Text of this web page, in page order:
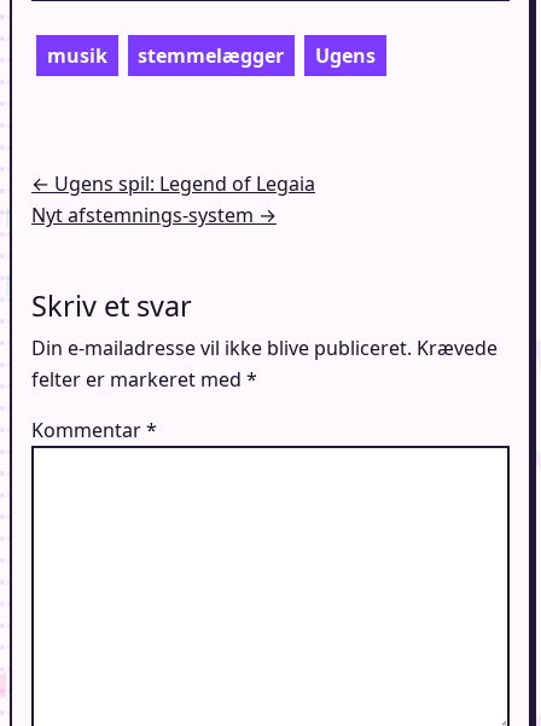
musik stemmelægger Ugens
Indlægsnavigation
← Ugens spil: Legend of Legaia
Nyt afstemnings-system →
Skriv et svar
Din e-mailadresse vil ikke blive publiceret. Krævede
felter er markeret med *
Kommentar*